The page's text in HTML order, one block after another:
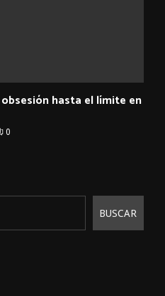
hasta el límite en
0
BUSCAR